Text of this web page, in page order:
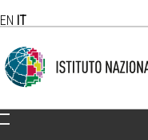
EN IT